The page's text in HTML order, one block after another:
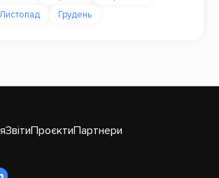
Листопад Грудень
ЗвітиПроєктиПартнери